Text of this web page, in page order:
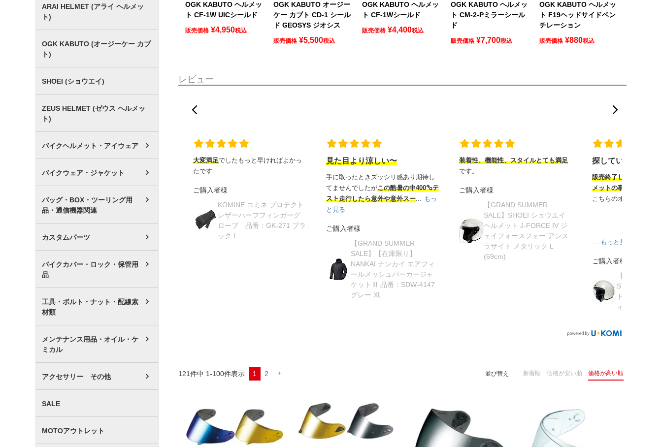
ARAI HELMET (アライ ヘルメッ
ト)
OGK KABUTO (オージーケー カブ
ト)
SHOEI (ショウエイ)
ZEUS HELMET (ゼウス ヘルメッ
ト)
バイクヘルメット・アイウェア
バイクウェア・ジャケット
バッグ・BOX・ツーリング用
品・通信機器関連
カスタムパーツ
バイクカバー・ロック・保管用
品
工具・ボルト・ナット・配線素
材類
メンテナンス用品・オイル・ケ
ミカル
アクセサリー その他
SALE
MOTOアウトレット
OGK KABUTO ヘルメッ
ト CF-1W UICシールド
販売価格 ¥4,950税込
OGK KABUTO オージー
ケー カブト CD-1 シール
ド GEOSYS ジオシス
販売価格 ¥5,500税込
OGK KABUTO ヘルメッ
ト CF-1Wシールド
販売価格 ¥4,400税込
OGK KABUTO ヘルメッ
ト CM-2-Pミラーシール
ド
販売価格 ¥7,700税込
OGK KABUTO ヘルメッ
ト F19ヘッドサイドベン
チレーション
販売価格 ¥880税込
レビュー
大変満足でしたもっと早ければよかっ
たです
ご購入者様
KOMINE コミネ プロテクト
レザーハーフフィンガーグ
ローブ 品番：GK-271 ブラ
ック L
見た目より涼しい〜
手に取ったときズッシリ感あり期待し
てませんでしたがこの酷暑の中400㌔テ
スト走行したら意外や意外スー
もっ
と見る
ご購入者様
【GRAND SUMMER
SALE】【在庫限り】
NANKAI ナンカイ エアフィ
ールメッシュパーカージャ
ケットⅢ 品番：SDW-4147
グレー XL
装着性、機能性、スタイルとても満足
です。
ご購入者様
【GRAND SUMMER
SALE】SHOEI ショウエイ
ヘルメット J-FORCE IV ジ
ェイフォースフォー アンス
ラサイト メタリック L
(59cm)
探していたヘルメ
販売終了してから半年
メットの事を知り探し
こちらのオンラインサ
もっと見る
ご購入者様
SHOEI ショ
ト J・O ジェ
ィッシュグリ
並び替え 新着順 価格が安い順 価格が高い順
121件中 1-100件表示 1 2